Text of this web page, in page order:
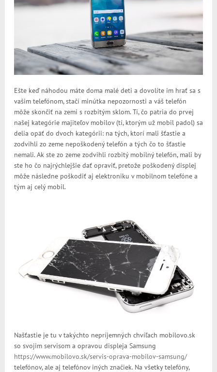
Ešte keď náhodou máte doma malé deti a dovolíte im hrať sa s
vašim telefónom, stačí minútka nepozornosti a váš telefón
môže skončiť na zemi s rozbitým sklom. Tí, čo patria do prvej
našej kategórie majiteľov mobilov (tí, ktorým už mobil padol) sa
delia opäť do dvoch kategórii: na tých, ktorí mali šťastie a
zodvihli zo zeme nepoškodený telefón a tých čo to šťastie
nemali. Ak ste zo zeme zodvihli rozbitý mobilný telefón, mali by
ste ho čo najrýchlejšie dať opraviť, pretože poškodený displej
môže následne poškodiť aj elektroniku v mobilnom telefóne a
tým aj celý mobil.
Našťastie je tu v takýchto nepríjemných chvíľach mobilovo.sk
so svojim servisom a opravou displeja Samsung
https://www.mobilovo.sk/servis-oprava-mobilov-samsung/
telefónov, ale aj telefónov iných značiek. Na všetky telefóny,